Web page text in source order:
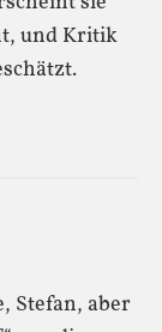
und Kritik
Stefan, aber